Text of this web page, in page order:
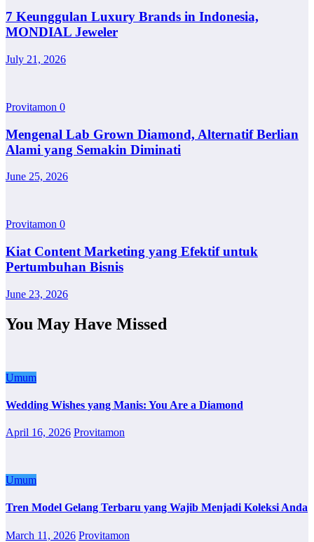
7 Keunggulan Luxury Brands in Indonesia,
MONDIAL Jeweler
July 21, 2026
Provitamon 0
Mengenal Lab Grown Diamond, Alternatif Berlian
Alami yang Semakin Diminati
June 25, 2026
Provitamon 0
Kiat Content Marketing yang Efektif untuk
Pertumbuhan Bisnis
June 23, 2026
You May Have Missed
Umum
Wedding Wishes yang Manis: You Are a Diamond
April 16, 2026 Provitamon
Umum
Tren Model Gelang Terbaru yang Wajib Menjadi Koleksi Anda
March 11, 2026 Provitamon